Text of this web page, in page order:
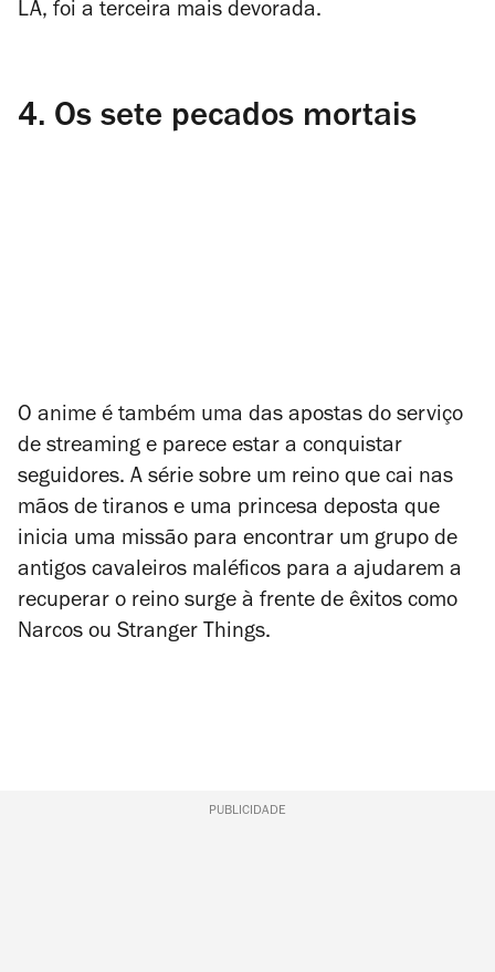
LA, foi a terceira mais devorada.
4. Os sete pecados mortais
O anime é também uma das apostas do serviço
de streaming e parece estar a conquistar
seguidores. A série sobre um reino que cai nas
mãos de tiranos e uma princesa deposta que
inicia uma missão para encontrar um grupo de
antigos cavaleiros maléficos para a ajudarem a
recuperar o reino surge à frente de êxitos como
Narcos ou Stranger Things.
PUBLICIDADE